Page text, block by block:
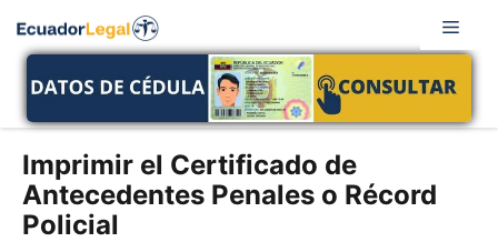
Imprimir el Certificado de
Antecedentes Penales o Récord
Policial